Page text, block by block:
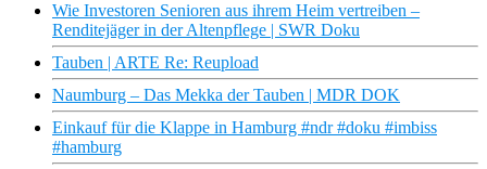
Wie Investoren Senioren aus ihrem Heim vertreiben –
Renditejäger in der Altenpflege | SWR Doku
Tauben | ARTE Re: Reupload
Naumburg – Das Mekka der Tauben | MDR DOK
Einkauf für die Klappe in Hamburg #ndr #doku #imbiss
#hamburg